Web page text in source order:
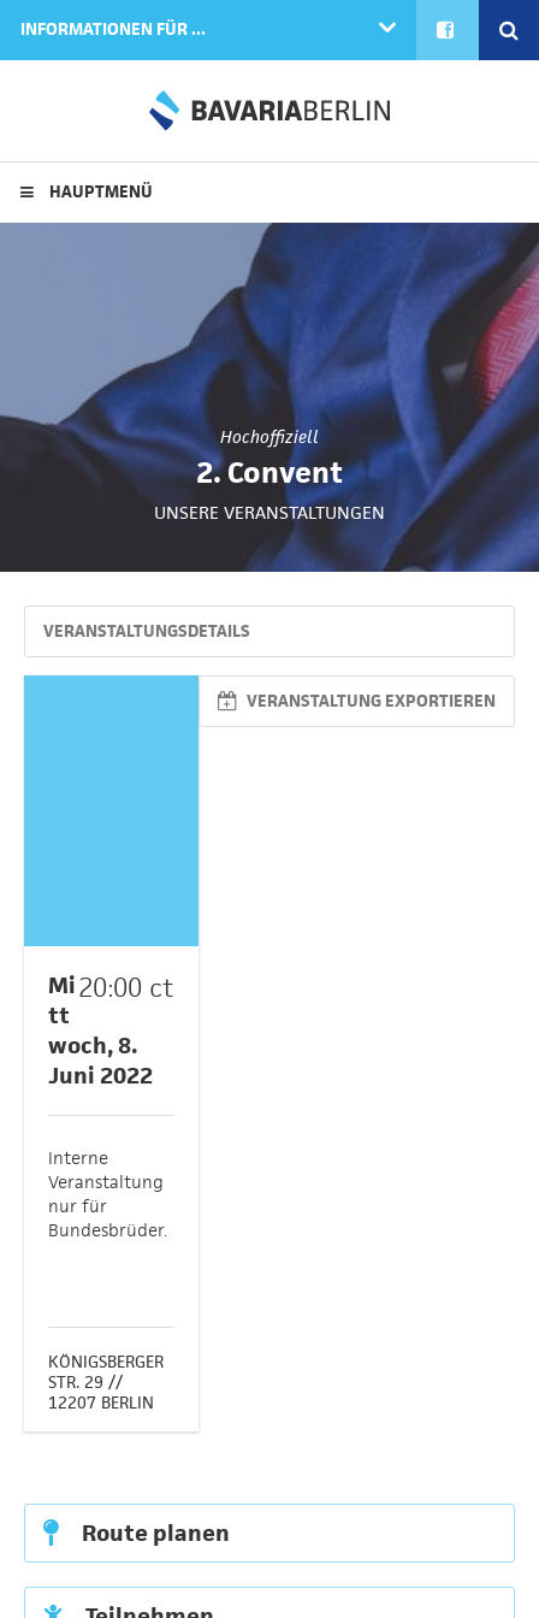
INFORMATIONEN FÜR ... FACEBOOK
HAUPTMENÜ
Hochoffiziell
2. Convent
UNSERE VERANSTALTUNGEN
VERANSTALTUNGSDETAILS
VERANSTALTUNG EXPORTIEREN
20:00 ct
Mi
tt
woch, 8.
Juni 2022
Interne
Veranstaltung
nur für
Bundesbrüder.
KÖNIGSBERGER
STR. 29 //
12207 BERLIN
Route planen